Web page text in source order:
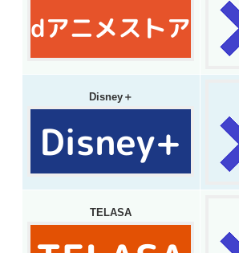
Disney＋
TELASA